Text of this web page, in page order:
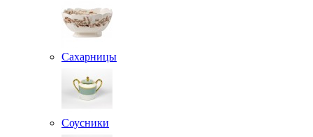
Сахарницы
Соусники